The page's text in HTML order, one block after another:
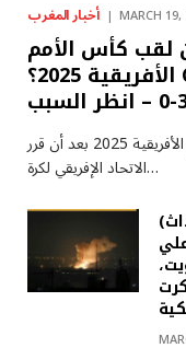
أخبار المغرب MARCH
لقب كأس الأمم
الأفريقية 2025؟ CAF يمنح المغرب الفوز
تم تجريد السنغال من لقب كأس الأمم الأفريقية 2025 بعد أن قرر
الاتحاد الإفريقي لكرة…
(أبرز الأحداث) الأخبار العاجلة اليوم، 15